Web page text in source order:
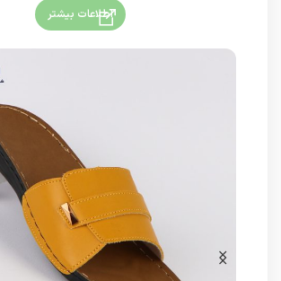
اطلاعات بیشتر